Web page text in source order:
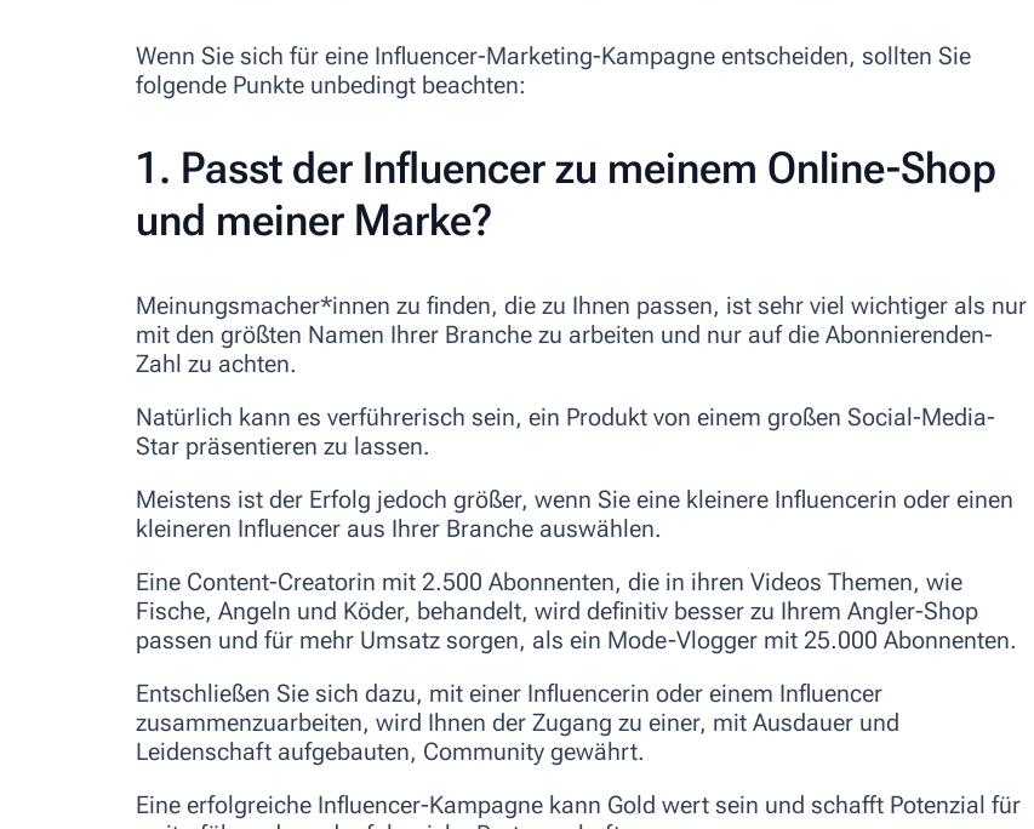
Wenn Sie sich für eine Influencer-Marketing-Kampagne entscheiden, sollten Sie
folgende Punkte unbedingt beachten:
1. Passt der Influencer zu meinem Online-Shop
und meiner Marke?
Meinungsmacher*innen zu finden, die zu Ihnen passen, ist sehr viel wichtiger als nur
mit den größten Namen Ihrer Branche zu arbeiten und nur auf die Abonnierenden-
Zahl zu achten.
Natürlich kann es verführerisch sein, ein Produkt von einem großen Social-Media-
Star präsentieren zu lassen.
Meistens ist der Erfolg jedoch größer, wenn Sie eine kleinere Influencerin oder einen
kleineren Influencer aus Ihrer Branche auswählen.
Eine Content-Creatorin mit 2.500 Abonnenten, die in ihren Videos Themen, wie
Fische, Angeln und Köder, behandelt, wird definitiv besser zu Ihrem Angler-Shop
passen und für mehr Umsatz sorgen, als ein Mode-Vlogger mit 25.000 Abonnenten.
Entschließen Sie sich dazu, mit einer Influencerin oder einem Influencer
zusammenzuarbeiten, wird Ihnen der Zugang zu einer, mit Ausdauer und
Leidenschaft aufgebauten, Community gewährt.
Eine erfolgreiche Influencer-Kampagne kann Gold wert sein und schafft Potenzial für